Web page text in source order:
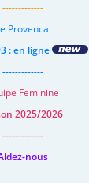
-------------
Provencal
: en ligne
-------------
Feminine
2025/2026
-------------
nous